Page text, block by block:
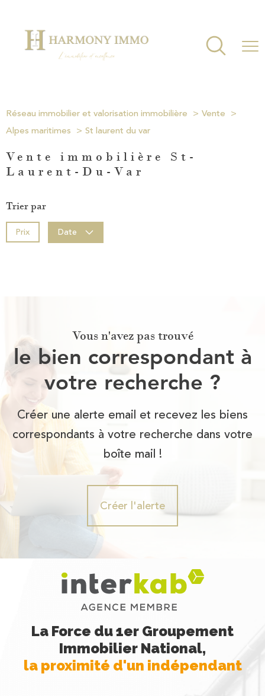
Réseau immobilier et valorisation immobilière
Vente
Alpes maritimes
St laurent du var
Vente immobilière St-
Laurent-Du-Var
Trier par
Prix Date
Vous n'avez pas trouvé
le bien correspondant à
votre recherche ?
Créer une alerte email et recevez les biens
correspondants à votre recherche dans votre
boîte mail !
Créer l'alerte
La Force du 1er Groupement
Immobilier National,
la proximité d'un indépendant